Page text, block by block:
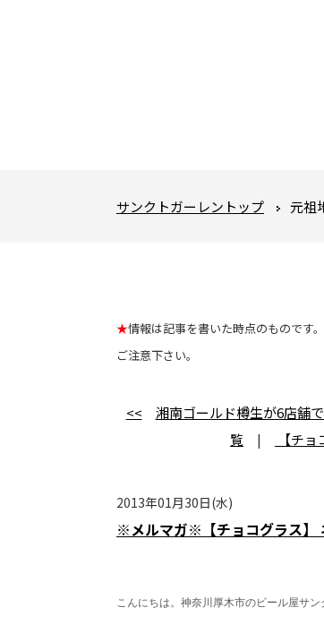
サンクトガーレントップ 元祖
★情報は記事を書いた時点のものです
ご注意下さい。
<< 湘南ゴールド樽生が6店舗
覧 | 【チ
2013年01月30日(水)
※メルマガ※【チョコグラス】
こんにちは。神奈川厚木市のビール屋サン